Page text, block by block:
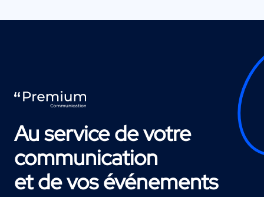
Au service de votre
communication
et de vos événements